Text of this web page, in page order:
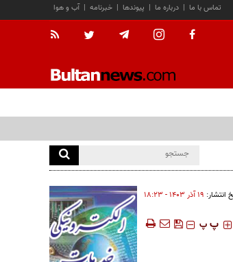
آب و هوا | خبرنامه | پیوندها | درباره ما | تماس با ما
انتشار: ۱۹ آذر ۱۴۰۳ - ۱۸:۲۳
‍‍‍ پ پ